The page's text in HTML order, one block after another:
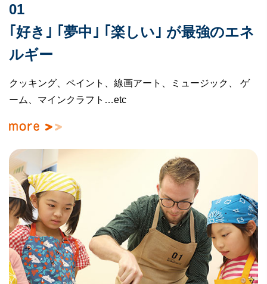
01
｢好き｣ ｢夢中｣ ｢楽しい｣ が最強のエネ
ルギー
クッキング、ペイント、線画アート、ミュージック、 ゲ
ーム、マインクラフト…etc